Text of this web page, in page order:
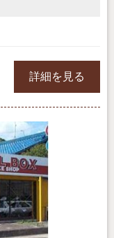
詳細を見る